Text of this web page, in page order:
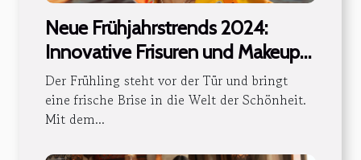
Neue Frühjahrstrends 2024:
Innovative Frisuren und Makeup-
Anleitungen
Der Frühling steht vor der Tür und bringt
eine frische Brise in die Welt der Schönheit.
Mit dem...